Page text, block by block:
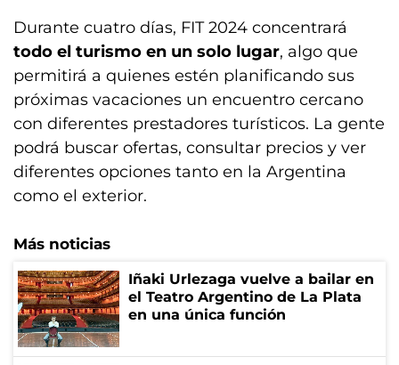
Durante cuatro días, FIT 2024 concentrará
todo el turismo en un solo lugar, algo que
permitirá a quienes estén planificando sus
próximas vacaciones un encuentro cercano
con diferentes prestadores turísticos. La gente
podrá buscar ofertas, consultar precios y ver
diferentes opciones tanto en la Argentina
como el exterior.
Más noticias
Iñaki Urlezaga vuelve a bailar en
el Teatro Argentino de La Plata
en una única función